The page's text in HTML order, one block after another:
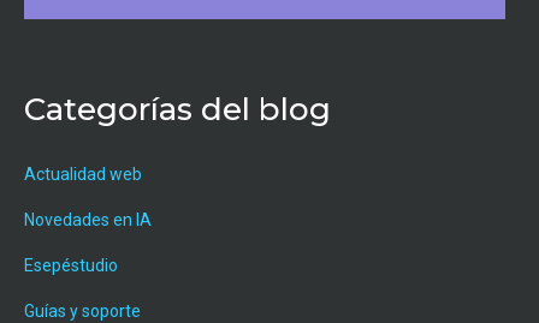
Categorías del blog
Actualidad web
Novedades en IA
Esepéstudio
Guías y soporte